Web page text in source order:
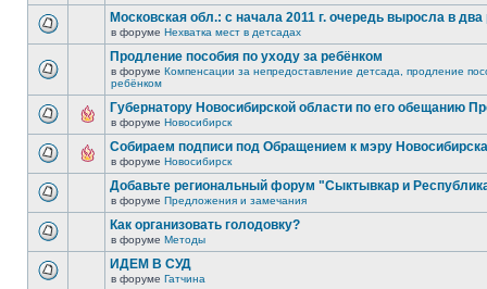
Московская обл.: с начала 2011 г. очередь выросла в два
в форуме Нехватка мест в детсадах
Продление пособия по уходу за ребёнком
в форуме Компенсации за непредоставление детсада, продление
ребёнком
Губернатору Новосибирской области по его обещанию
в форуме Новосибирск
Собираем подписи под Обращением к мэру
в форуме Новосибирск
Добавьте региональный форум "Сыктывкар и
в форуме Предложения и замечания
Как организовать голодовку?
в форуме Методы
ИДЕМ В СУД
в форуме Гатчина